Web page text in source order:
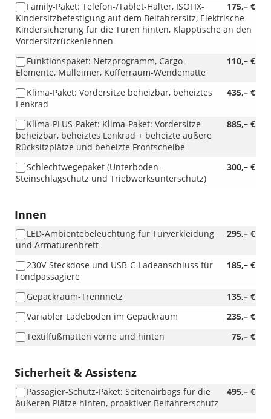
175,– €
Family-Paket: Telefon-/Tablet-Halter, ISOFIX-
Kindersitzbefestigung auf dem Beifahrersitz, Elektrische
Kindersicherung für die Türen hinten, Klapptische an den
Vordersitzrückenlehnen
110,– €
Funktionspaket: Netzprogramm, Cargo-
Elemente, Mülleimer, Kofferraum-Wendematte
435,– €
Klima-Paket: Vordersitze beheizbar, beheiztes
Lenkrad
885,– €
Klima-PLUS-Paket: Klima-Paket: Vordersitze
beheizbar, beheiztes Lenkrad + beheizte äußere
Rücksitzplätze und beheizte Frontscheibe
300,– €
Schlechtwegepaket (Unterboden-
Steinschlagschutz und Triebwerksunterschutz)
Innen
295,– €
LED-Ambientebeleuchtung für Türverkleidung
und Armaturenbrett
185,– €
230V-Steckdose und USB-C-Ladeanschluss für
Fondpassagiere
135,– €
Gepäckraum-Trennnetz
235,– €
Variabler Ladeboden im Gepäckraum
75,– €
Textilfußmatten vorne und hinten
Sicherheit & Assistenz
495,– €
Passagier-Schutz-Paket: Seitenairbags für die
äußeren Plätze hinten, proaktiver Beifahrerschutz